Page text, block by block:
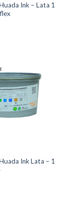
Ink – Lata 1
Ink Lata – 1